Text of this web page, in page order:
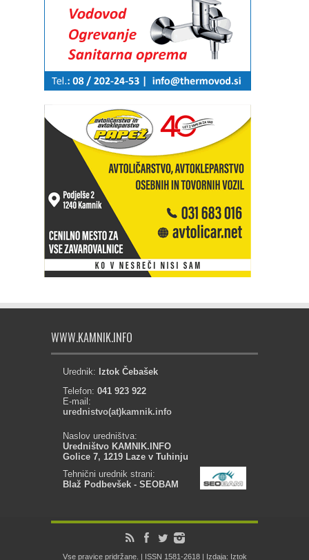
WWW.KAMNIK.INFO
Urednik: Iztok Čebašek
Telefon: 041 923 922
E-mail:
urednistvo(at)kamnik.info
Naslov uredništva:
Uredništvo KAMNIK.INFO
Golice 7, 1219 Laze v Tuhinju
Tehnični urednik strani:
Blaž Podbevšek - SEOBAM
Vse pravice pridržane. | ISSN 1581-2618 | Izdaja: Iztok